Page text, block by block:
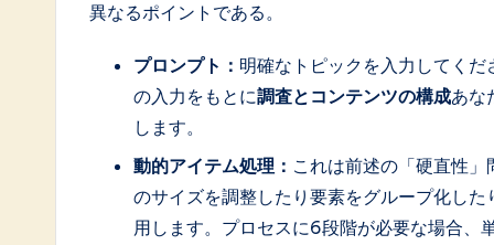
異なるポイントである。
プロンプト： 明確なトピックを入力してく
の入力をもとに調査とコンテンツの構成あな
します。
動的アイテム処理： これは前述の「硬直性
のサイズを調整したり要素をグループ化し
用します。プロセスに6段階が必要な場合、